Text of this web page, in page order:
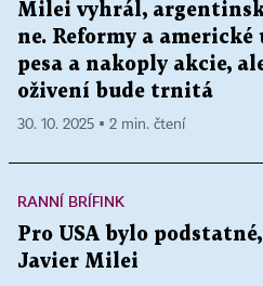
Milei vyhrál,
ne. Reformy a americké
pesa a nakoply akcie,
oživení bude trnitá
30. 10. 2025 ▪ 2 min. čtení
RANNÍ BRÍFINK
Pro USA bylo
Javier Milei